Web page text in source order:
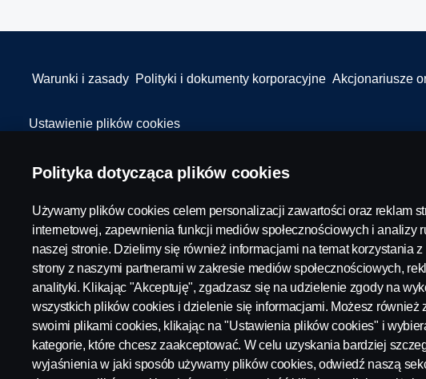
Warunki i zasady Polityki i dokumenty korporacyjne Akcjonariusze
Ustawienie plików cookies
© Copyright Scania 2026 All rights reserved. Scania Polska S.A. Al. Katowicka
Polityka dotycząca plików cookies
Używamy plików cookies celem personalizacji zawartości oraz reklam
internetowej, zapewnienia funkcji mediów społecznościowych i analizy
naszej stronie. Dzielimy się również informacjami na temat korzystania z
strony z naszymi partnerami w zakresie mediów społecznościowych,
analityki. Klikając "Akceptuję", zgadzasz się na udzielenie zgody na
wszystkich plików cookies i dzielenie się informacjami. Możesz również
swoimi plikami cookies, klikając na "Ustawienia plików cookies" i
kategorie, które chcesz zaakceptować. W celu uzyskania bardziej
wyjaśnienia w jaki sposób używamy plików cookies, odwiedź naszą